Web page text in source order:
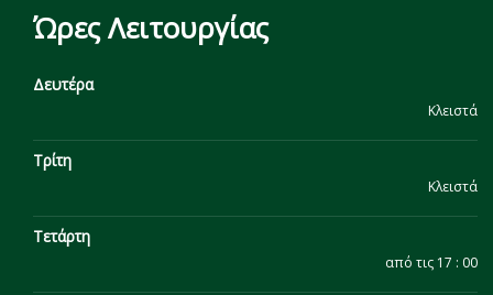
Ώρες Λειτουργίας
Δευτέρα
Κλειστά
Τρίτη
Κλειστά
Τετάρτη
από τις 17 : 00